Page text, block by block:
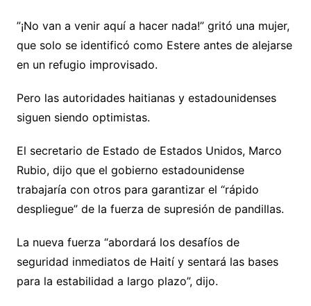
”¡No van a venir aquí a hacer nada!” gritó una mujer,
que solo se identificó como Estere antes de alejarse
en un refugio improvisado.
Pero las autoridades haitianas y estadounidenses
siguen siendo optimistas.
El secretario de Estado de Estados Unidos, Marco
Rubio, dijo que el gobierno estadounidense
trabajaría con otros para garantizar el “rápido
despliegue” de la fuerza de supresión de pandillas.
La nueva fuerza “abordará los desafíos de
seguridad inmediatos de Haití y sentará las bases
para la estabilidad a largo plazo”, dijo.